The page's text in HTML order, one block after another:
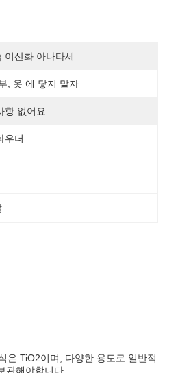
이산화 아나타세
, 옷 에 닿지 말자
항 없어요
우더
은 TiO2이며, 다양한 용도로 일반적
관해야합니다.